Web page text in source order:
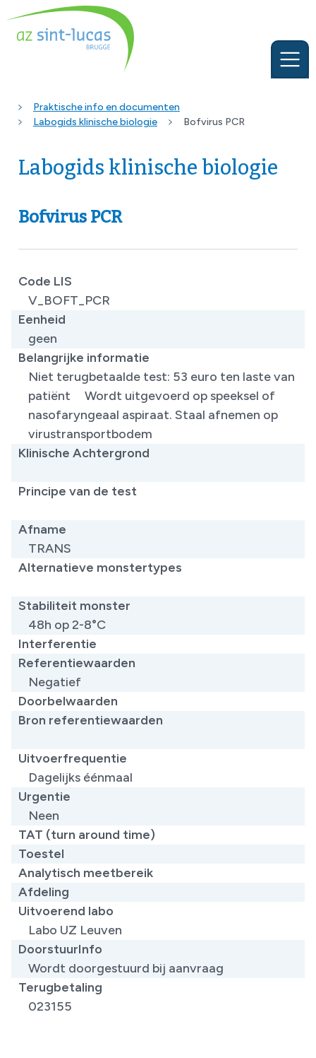
Praktische info en documenten
Labogids klinische biologie
Bofvirus PCR
Labogids klinische biologie
Bofvirus PCR
Code LIS
V_BOFT_PCR
Eenheid
geen
Belangrijke informatie
Niet terugbetaalde test: 53 euro ten laste van
patiënt Wordt uitgevoerd op speeksel of
nasofaryngeaal aspiraat. Staal afnemen op
virustransportbodem
Klinische Achtergrond
Principe van de test
Afname
TRANS
Alternatieve monstertypes
Stabiliteit monster
48h op 2-8°C
Interferentie
Referentiewaarden
Negatief
Doorbelwaarden
Bron referentiewaarden
Uitvoerfrequentie
Dagelijks éénmaal
Urgentie
Neen
TAT (turn around time)
Toestel
Analytisch meetbereik
Afdeling
Uitvoerend labo
Labo UZ Leuven
DoorstuurInfo
Wordt doorgestuurd bij aanvraag
Terugbetaling
023155